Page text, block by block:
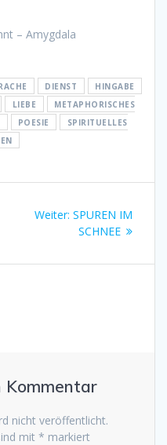
– Amygdala
DIENST
HINGABE
LIEBE
METAPHORISCHES
POESIE
SPIRITUELLES
Weiter: Nächster
Beitrag:
SPUREN IM
SCHNEE
Kommentar
nicht veröffentlicht.
mit * markiert